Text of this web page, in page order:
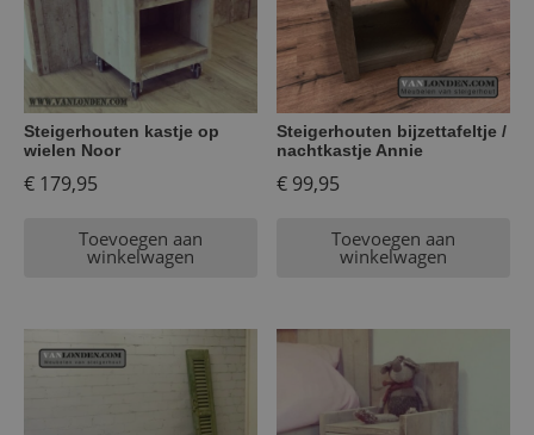
Steigerhouten kastje op
wielen Noor
€ 179,95
Toevoegen aan
winkelwagen
Steigerhouten bijzettafeltje /
nachtkastje Annie
€ 99,95
Toevoegen aan
winkelwagen